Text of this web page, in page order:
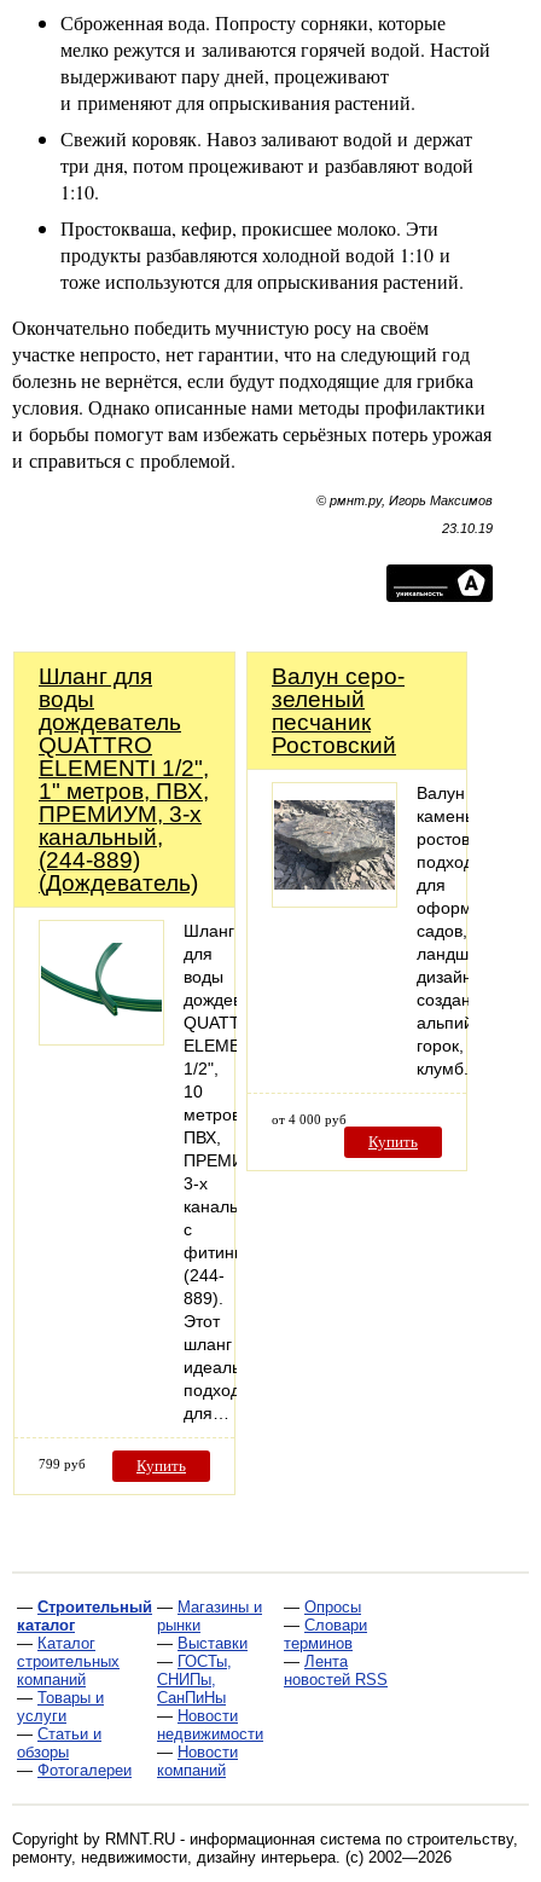
Сброженная вода. Попросту сорняки, которые
мелко режутся и заливаются горячей водой. Настой
выдерживают пару дней, процеживают
и применяют для опрыскивания растений.
Свежий коровяк. Навоз заливают водой и держат
три дня, потом процеживают и разбавляют водой
1:10.
Простокваша, кефир, прокисшее молоко. Эти
продукты разбавляются холодной водой 1:10 и
тоже используются для опрыскивания растений.
Окончательно победить мучнистую росу на своём
участке непросто, нет гарантии, что на следующий год
болезнь не вернётся, если будут подходящие для грибка
условия. Однако описанные нами методы профилактики
и борьбы помогут вам избежать серьёзных потерь урожая
и справиться с проблемой.
© рмнт.ру, Игорь Максимов
23.10.19
Шланг для
воды
дождеватель
QUATTRO
ELEMENTI 1/2",
1" метров, ПВХ,
ПРЕМИУМ, 3-х
канальный,
(244-889)
(Дождеватель)
Шланг
для
воды
дождеватель
QUATTRO
ELEMENTI
1/2",
10
метров,
ПВХ,
ПРЕМИУМ,
3-х
канальный,
с
фитингами
(244-
889).
Этот
шланг
идеально
подходит
для…
799 руб Купить
Валун серо-
зеленый
песчаник
Ростовский
Валун
камень
ростовский
подходит
для
оформления
садов,
ландшафтного
дизайна,
создания
альпийских
горок,
клумб.
от 4 000 руб
Купить
— Строительный
каталог
— Каталог
строительных
компаний
— Товары и
услуги
— Статьи и
обзоры
— Фотогалереи
— Магазины и
рынки
— Выставки
— ГОСТы,
СНИПы,
СанПиНы
— Новости
недвижимости
— Новости
компаний
— Опросы
— Словари
терминов
— Лента
новостей RSS
Copyright by RMNT.RU - информационная система по строительству,
ремонту, недвижимости, дизайну интерьера. (c) 2002—2026